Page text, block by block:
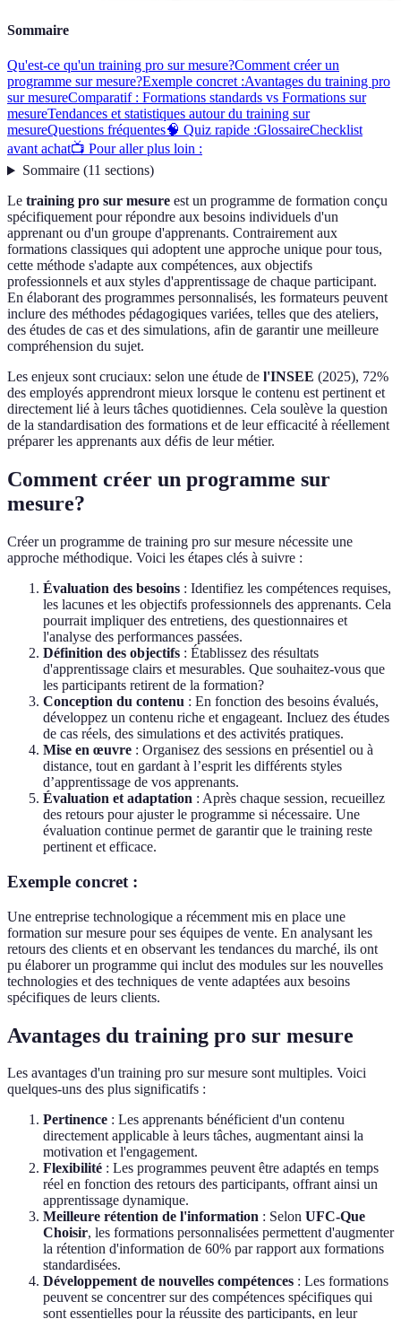
Sommaire
Qu'est-ce qu'un training pro sur mesure?Comment créer un
programme sur mesure?Exemple concret :Avantages du training pro
sur mesureComparatif : Formations standards vs Formations sur
mesureTendances et statistiques autour du training sur
mesureQuestions fréquentes🧠 Quiz rapide :GlossaireChecklist
avant achat📺 Pour aller plus loin :
Sommaire(11 sections)
Le training pro sur mesure est un programme de formation conçu
spécifiquement pour répondre aux besoins individuels d'un
apprenant ou d'un groupe d'apprenants. Contrairement aux
formations classiques qui adoptent une approche unique pour tous,
cette méthode s'adapte aux compétences, aux objectifs
professionnels et aux styles d'apprentissage de chaque participant.
En élaborant des programmes personnalisés, les formateurs peuvent
inclure des méthodes pédagogiques variées, telles que des ateliers,
des études de cas et des simulations, afin de garantir une meilleure
compréhension du sujet.
Les enjeux sont cruciaux: selon une étude de l'INSEE (2025), 72%
des employés apprendront mieux lorsque le contenu est pertinent et
directement lié à leurs tâches quotidiennes. Cela soulève la question
de la standardisation des formations et de leur efficacité à réellement
préparer les apprenants aux défis de leur métier.
Comment créer un programme sur
mesure?
Créer un programme de training pro sur mesure nécessite une
approche méthodique. Voici les étapes clés à suivre :
Évaluation des besoins : Identifiez les compétences requises,
les lacunes et les objectifs professionnels des apprenants. Cela
pourrait impliquer des entretiens, des questionnaires et
l'analyse des performances passées.
Définition des objectifs : Établissez des résultats
d'apprentissage clairs et mesurables. Que souhaitez-vous que
les participants retirent de la formation?
Conception du contenu : En fonction des besoins évalués,
développez un contenu riche et engageant. Incluez des études
de cas réels, des simulations et des activités pratiques.
Mise en œuvre : Organisez des sessions en présentiel ou à
distance, tout en gardant à l’esprit les différents styles
d’apprentissage de vos apprenants.
Évaluation et adaptation : Après chaque session, recueillez
des retours pour ajuster le programme si nécessaire. Une
évaluation continue permet de garantir que le training reste
pertinent et efficace.
Exemple concret :
Une entreprise technologique a récemment mis en place une
formation sur mesure pour ses équipes de vente. En analysant les
retours des clients et en observant les tendances du marché, ils ont
pu élaborer un programme qui inclut des modules sur les nouvelles
technologies et des techniques de vente adaptées aux besoins
spécifiques de leurs clients.
Avantages du training pro sur mesure
Les avantages d'un training pro sur mesure sont multiples. Voici
quelques-uns des plus significatifs :
Pertinence : Les apprenants bénéficient d'un contenu
directement applicable à leurs tâches, augmentant ainsi la
motivation et l'engagement.
Flexibilité : Les programmes peuvent être adaptés en temps
réel en fonction des retours des participants, offrant ainsi un
apprentissage dynamique.
Meilleure rétention de l'information : Selon UFC-Que
Choisir, les formations personnalisées permettent d'augmenter
la rétention d'information de 60% par rapport aux formations
standardisées.
Développement de nouvelles compétences : Les formations
peuvent se concentrer sur des compétences spécifiques qui
sont essentielles pour la réussite des participants, en leur